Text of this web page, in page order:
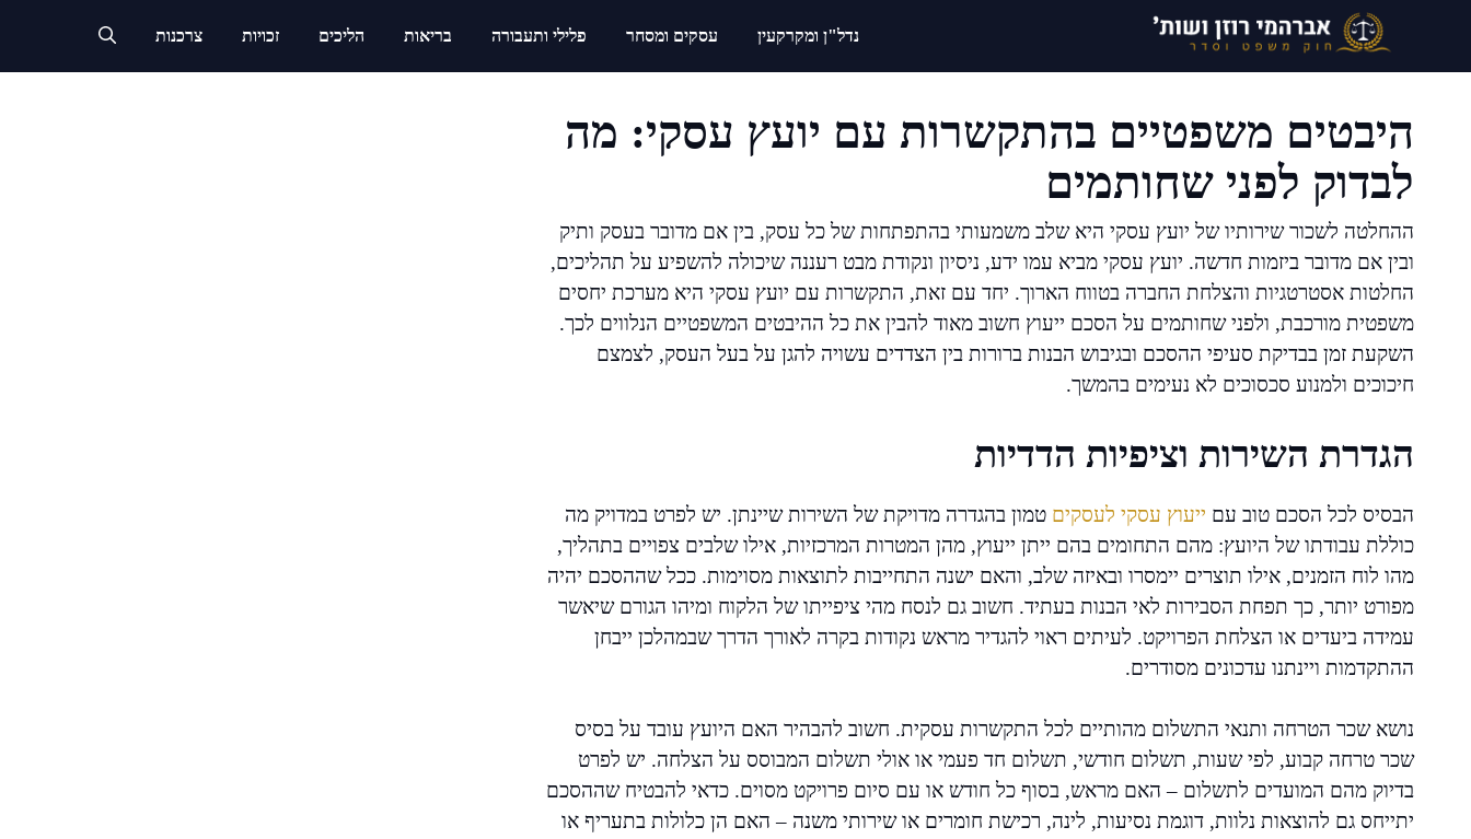
נדל"ן ומקרקעין עסקים ומסחר פלילי ותעבורה בריאות הליכים זכויות צרכנות
היבטים משפטיים בהתקשרות עם יועץ עסקי: מה
לבדוק לפני שחותמים
ההחלטה לשכור שירותיו של יועץ עסקי היא שלב משמעותי בהתפתחות של כל עסק, בין אם מדובר בעסק ותיק
ובין אם מדובר ביזמות חדשה. יועץ עסקי מביא עמו ידע, ניסיון ונקודת מבט רעננה שיכולה להשפיע על תהליכים,
החלטות אסטרטגיות והצלחת החברה בטווח הארוך. יחד עם זאת, התקשרות עם יועץ עסקי היא מערכת יחסים
משפטית מורכבת, ולפני שחותמים על הסכם ייעוץ חשוב מאוד להבין את כל ההיבטים המשפטיים הנלווים לכך.
השקעת זמן בבדיקת סעיפי ההסכם ובגיבוש הבנות ברורות בין הצדדים עשויה להגן על בעל העסק, לצמצם
חיכוכים ולמנוע סכסוכים לא נעימים בהמשך.
הגדרת השירות וציפיות הדדיות
הבסיס לכל הסכם טוב עם ייעוץ עסקי לעסקים טמון בהגדרה מדויקת של השירות שיינתן. יש לפרט במדויק מה
כוללת עבודתו של היועץ: מהם התחומים בהם ייתן ייעוץ, מהן המטרות המרכזיות, אילו שלבים צפויים בתהליך,
מהו לוח הזמנים, אילו תוצרים יימסרו ובאיזה שלב, והאם ישנה התחייבות לתוצאות מסוימות. ככל שההסכם יהיה
מפורט יותר, כך תפחת הסבירות לאי הבנות בעתיד. חשוב גם לנסח מהי ציפייתו של הלקוח ומיהו הגורם שיאשר
עמידה ביעדים או הצלחת הפרויקט. לעיתים ראוי להגדיר מראש נקודות בקרה לאורך הדרך שבמהלכן ייבחן
ההתקדמות ויינתנו עדכונים מסודרים.
נושא שכר הטרחה ותנאי התשלום מהותיים לכל התקשרות עסקית. חשוב להבהיר האם היועץ עובד על בסיס
שכר טרחה קבוע, לפי שעות, תשלום חודשי, תשלום חד פעמי או אולי תשלום המבוסס על הצלחה. יש לפרט
בדיוק מהם המועדים לתשלום – האם מראש, בסוף כל חודש או עם סיום פרויקט מסוים. כדאי להבטיח שההסכם
יתייחס גם להוצאות נלוות, דוגמת נסיעות, לינה, רכישת חומרים או שירותי משנה – האם הן כלולות בתעריף או